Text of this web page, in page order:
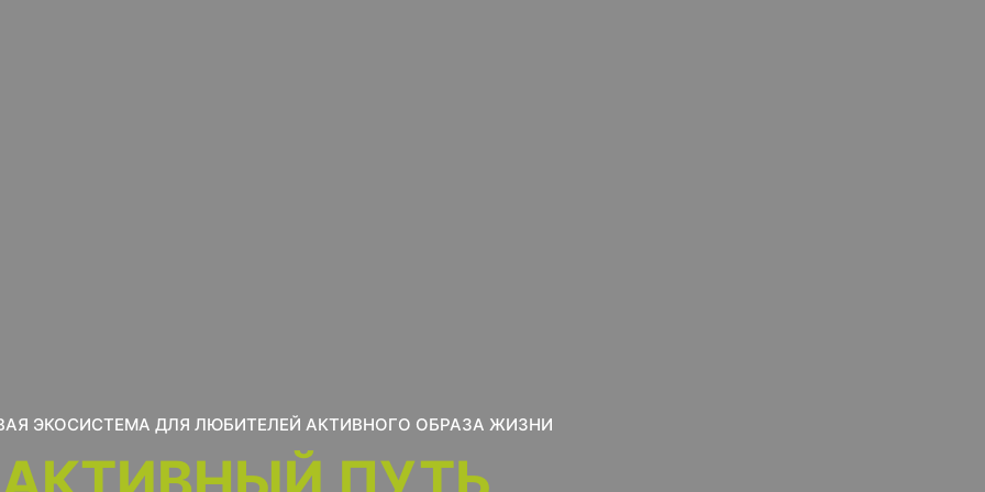
ЭКОСИСТЕМА ДЛЯ ЛЮБИТЕЛЕЙ АКТИВНОГО ОБРАЗА ЖИЗНИ